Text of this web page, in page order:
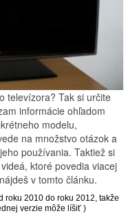
televízora? Tak si určite
informácie ohľadom
modelu,
na množstvo otázok a
používania. Taktiež si
ktoré povedia viacej
v tomto článku.
roku 2010 do roku 2012, takže
verzie môže líšiť )